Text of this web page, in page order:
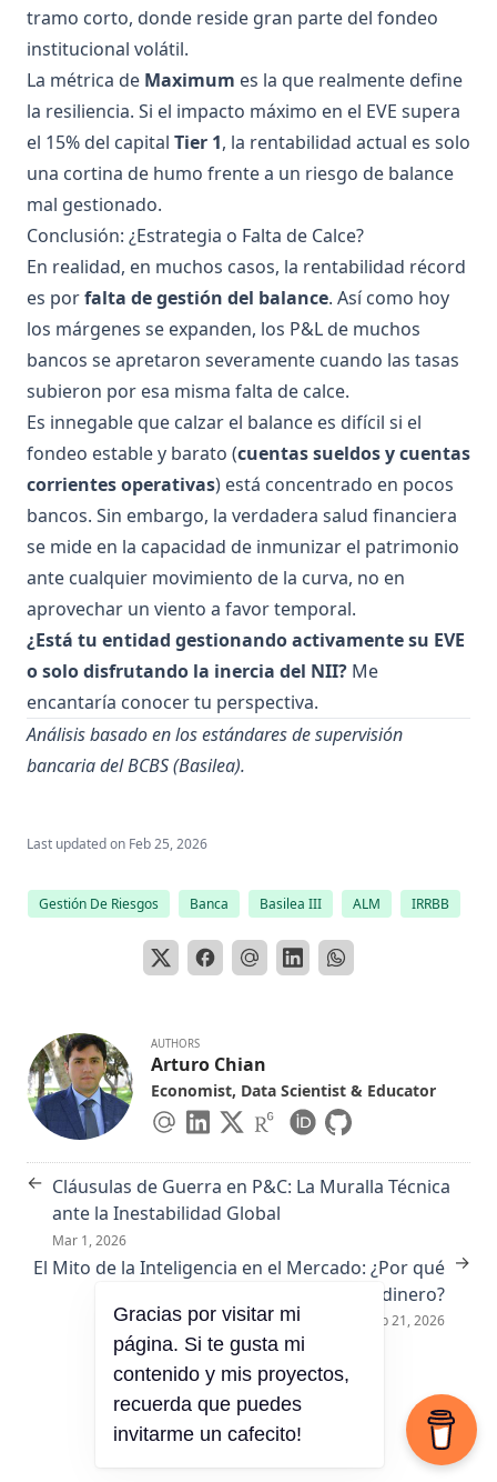
tramo corto, donde reside gran parte del fondeo
institucional volátil.
La métrica de Maximum es la que realmente define
la resiliencia. Si el impacto máximo en el EVE supera
el 15% del capital Tier 1, la rentabilidad actual es solo
una cortina de humo frente a un riesgo de balance
mal gestionado.
Conclusión: ¿Estrategia o Falta de Calce?
En realidad, en muchos casos, la rentabilidad récord
es porfalta de gestión del balance. Así como hoy
los márgenes se expanden, los P&L de muchos
bancos se apretaron severamente cuando las tasas
subieron por esa misma falta de calce.
Es innegable que calzar el balance es difícil si el
fondeo estable y barato (cuentas sueldos y cuentas
corrientes operativas) está concentrado en pocos
bancos. Sin embargo, la verdadera salud financiera
se mide en la capacidad de inmunizar el patrimonio
ante cualquier movimiento de la curva, no en
aprovechar un viento a favor temporal.
¿Está tu entidad gestionando activamente su EVE
o solo disfrutando la inercia del NII? Me
encantaría conocer tu perspectiva.
Análisis basado en los estándares de supervisión
bancaria del BCBS (Basilea).
Last updated on Feb 25, 2026
Gestión De Riesgos Banca Basilea III ALM IRRBB
AUTHORS
Arturo Chian
Economist, Data Scientist & Educator
← Cláusulas de Guerra en P&C: La Muralla Técnica
ante la Inestabilidad Global
Mar 1, 2026
El Mito de la Inteligencia en el Mercado: ¿Por qué
los genios pierden dinero?
Feb 21, 2026
→